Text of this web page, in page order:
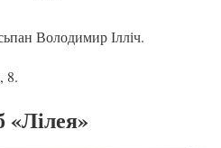
Володимир Ілліч.
8.
«Лілея»